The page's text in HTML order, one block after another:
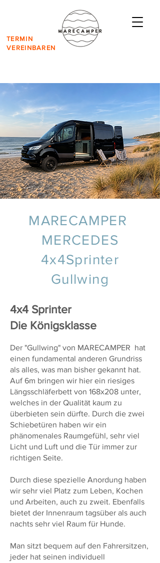
TERMIN
VEREINBAREN
MARECAMPER
MERCEDES
4x4Sprinter
Gullwing
4x4 Sprinter
Die Königsklasse
Der "Gullwing" von MARECAMPER hat
einen fundamental anderen Grundriss
als alles, was man bisher gekannt hat.
Auf 6m bringen wir hier ein riesiges
Längsschläferbett von 168x208 unter,
welches in der Qualität kaum zu
überbieten sein dürfte. Durch die zwei
Schiebetüren haben wir ein
phänomenales Raumgefühl, sehr viel
Licht und Luft und die Tür immer zur
richtigen Seite.
Durch diese spezielle Anordung haben
wir sehr viel Platz zum Leben, Kochen
und Arbeiten, auch zu zweit. Ebenfalls
bietet der Innenraum tagsüber als auch
nachts sehr viel Raum für Hunde.
Man sitzt bequem auf den Fahrersitzen,
jeder hat seinen individuell